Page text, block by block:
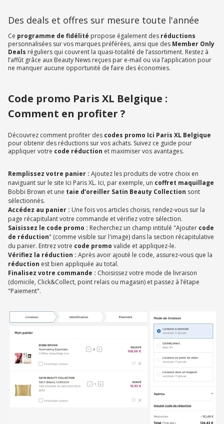
Des deals et offres sur mesure toute l'année
Ce programme de fidélité propose également des réductions
personnalisées sur vos marques préférées, ainsi que des Member Only
Deals réguliers qui couvrent la quasi-totalité de l’assortiment. Restez à
l’affût grâce aux Beauty News reçues par e-mail ou via l’application pour
ne manquer aucune opportunité de faire des économies.
Code promo Paris XL Belgique :
Comment en profiter ?
Découvrez comment profiter des codes promo Ici Paris XL Belgique
pour obtenir des réductions sur vos achats. Suivez ce guide pour
appliquer votre code réduction et maximiser vos avantages.
Remplissez votre panier : Ajoutez les produits de votre choix en
naviguant sur le site Ici Paris XL. Ici, par exemple, un coffret maquillage
Bobbi Brown et une taie d’oreiller Satin Beauty Collection sont
sélectionnés.
Accédez au panier : Une fois vos articles choisis, rendez-vous sur la
page récapitulant votre commande et vérifiez votre sélection.
Saisissez le code promo : Recherchez un champ intitulé "Ajouter code
de réduction" (comme visible sur l'image) dans la section récapitulative
du panier. Entrez votre code promo valide et appliquez-le.
Vérifiez la réduction : Après avoir ajouté le code, assurez-vous que la
réduction est bien appliquée au total.
Finalisez votre commande : Choisissez votre mode de livraison
(domicile, Click&Collect, point relais ou magasin) et passez à l’étape
"Paiement".